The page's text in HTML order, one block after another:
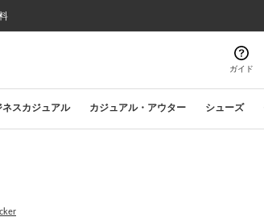
ガイド
ネスカジュアル カジュアル・アウター シューズ